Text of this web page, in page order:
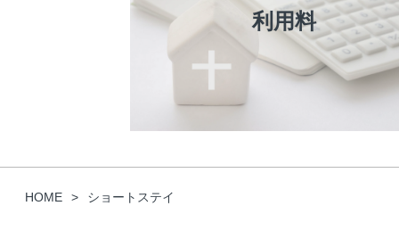
利用料
HOME ショートステイ